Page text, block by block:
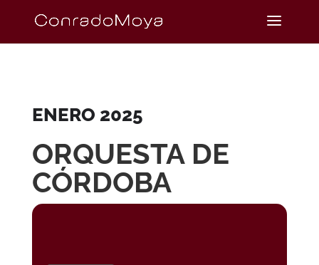
ENERO 2025
ORQUESTA DE
CÓRDOBA